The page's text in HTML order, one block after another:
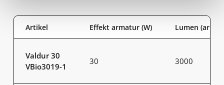
Artikel Effekt armatur (W) Lumen
Valdur 30
VBio3019-1
30 3000